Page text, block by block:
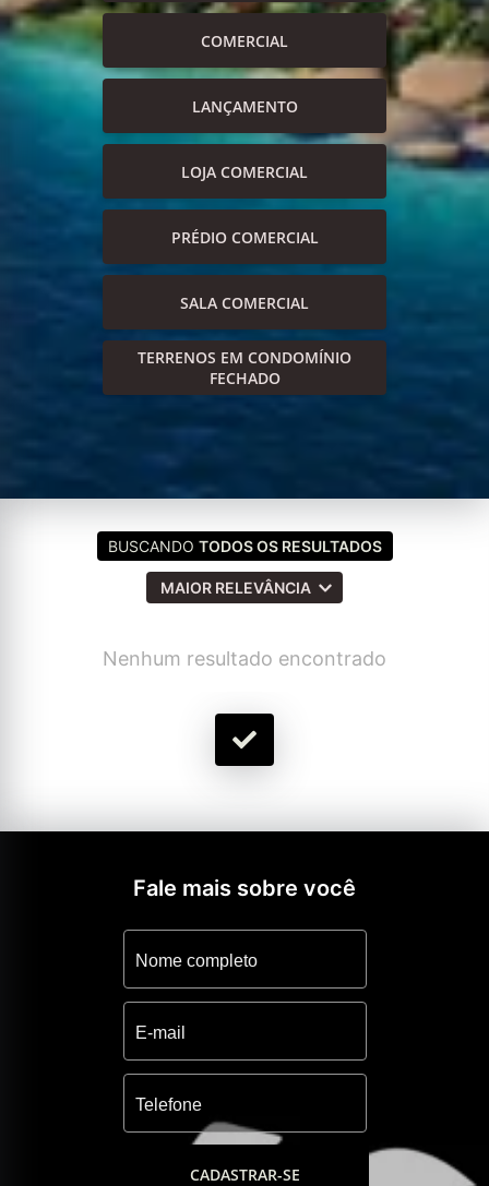
COMERCIAL
LANÇAMENTO
LOJA COMERCIAL
PRÉDIO COMERCIAL
SALA COMERCIAL
TERRENOS EM CONDOMÍNIO
FECHADO
BUSCANDO TODOS OS RESULTADOS
MAIOR RELEVÂNCIA
Nenhum resultado encontrado
Fale mais sobre você
CADASTRAR-SE